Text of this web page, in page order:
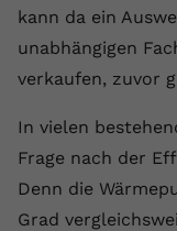
kann da ein
unabhängigen
verkaufen, zuvor
In vielen
Frage nach der
Denn die
Grad
Anbieter
Laufzeit
Zweck